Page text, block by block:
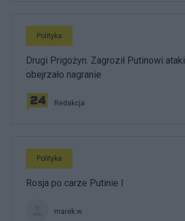
Polityka
Drugi Prigożyn. Zagroził Putinowi
obejrzało nagranie
Redakcja
Polityka
Rosja po carze Putinie I
marek.w